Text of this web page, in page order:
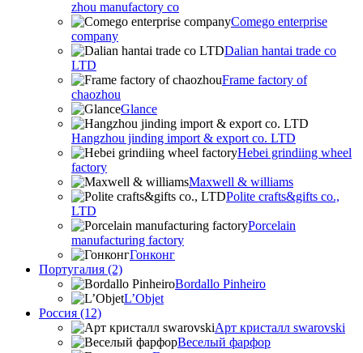
zhou manufactory co
Comego enterprise
company
Dalian hantai trade co
LTD
Frame factory of
chaozhou
Glance
Hangzhou jinding import & export co. LTD
Hebei grindiing wheel
factory
Maxwell & williams
Polite crafts&gifts co.,
LTD
Porcelain
manufacturing factory
Гонконг
Португалия (2)
Bordallo Pinheiro
L’Objet
Россия (12)
Арт кристалл swarovski
Веселый фарфор